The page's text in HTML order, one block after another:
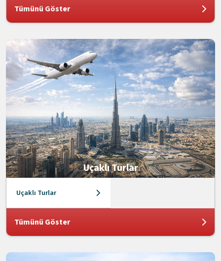
Tümünü Göster
Uçaklı Turlar
Uçaklı Turlar
Tümünü Göster